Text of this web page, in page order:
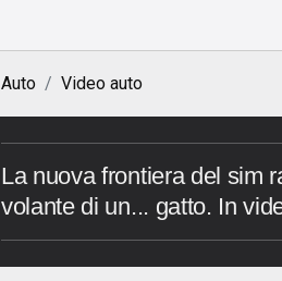
Auto Video auto
La nuova frontiera del sim
volante di un... gatto. In